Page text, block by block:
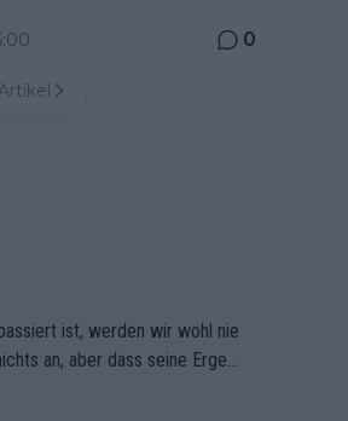
0
ist, werden wir wohl nie
an, aber dass seine Ergeb